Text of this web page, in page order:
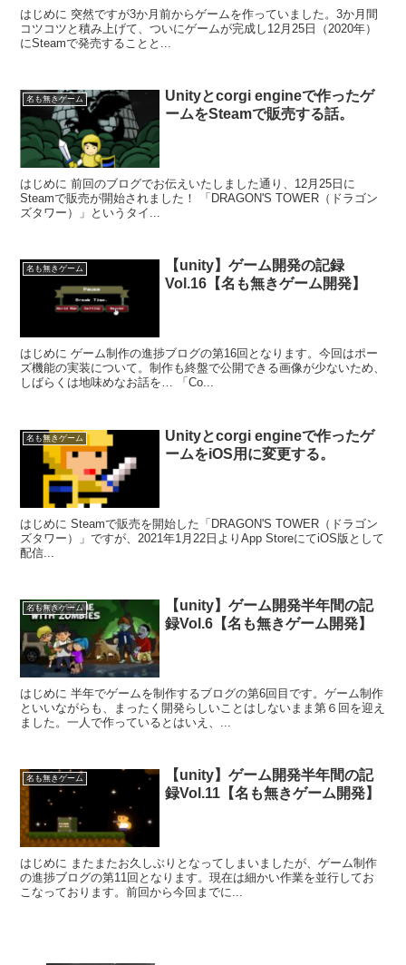
はじめに 突然ですが3か月前からゲームを作っていました。3か月間
コツコツと積み上げて、ついにゲームが完成し12月25日（2020年）
にSteamで発売することと...
名も無きゲーム
Unityとcorgi engineで作ったゲ
ームをSteamで販売する話。
はじめに 前回のブログでお伝えいたしました通り、12月25日に
Steamで販売が開始されました！ 「DRAGON'S TOWER（ドラゴン
ズタワー）」というタイ...
名も無きゲーム
【unity】ゲーム開発の記録
Vol.16【名も無きゲーム開発】
はじめに ゲーム制作の進捗ブログの第16回となります。今回はポー
ズ機能の実装について。制作も終盤で公開できる画像が少ないため、
しばらくは地味めなお話を… 「Co...
名も無きゲーム
Unityとcorgi engineで作ったゲ
ームをiOS用に変更する。
はじめに Steamで販売を開始した「DRAGON'S TOWER（ドラゴン
ズタワー）」ですが、2021年1月22日よりApp StoreにてiOS版として
配信...
名も無きゲーム
【unity】ゲーム開発半年間の記
録Vol.6【名も無きゲーム開発】
はじめに 半年でゲームを制作するブログの第6回目です。ゲーム制作
といいながらも、まったく開発らしいことはしないまま第６回を迎え
ました。一人で作っているとはいえ、...
名も無きゲーム
【unity】ゲーム開発半年間の記
録Vol.11【名も無きゲーム開発】
はじめに またまたお久しぶりとなってしまいましたが、ゲーム制作
の進捗ブログの第11回となります。現在は細かい作業を並行してお
こなっております。前回から今回までに...